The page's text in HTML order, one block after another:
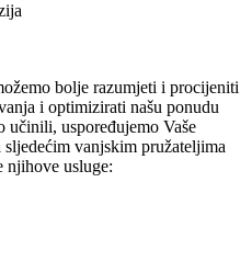
bolje razumjeti i procijeniti
i optimizirati našu ponudu
učinili, uspoređujemo Vaše
sljedećim vanjskim pružateljima
njihove usluge: